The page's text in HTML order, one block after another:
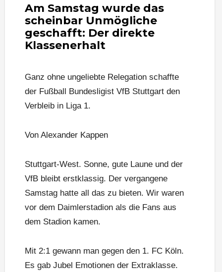
Am Samstag wurde das
scheinbar Unmögliche
geschafft: Der direkte
Klassenerhalt
Ganz ohne ungeliebte Relegation schaffte
der Fußball Bundesligist VfB Stuttgart den
Verbleib in Liga 1.
Von Alexander Kappen
Stuttgart-West. Sonne, gute Laune und der
VfB bleibt erstklassig. Der vergangene
Samstag hatte all das zu bieten. Wir waren
vor dem Daimlerstadion als die Fans aus
dem Stadion kamen.
Mit 2:1 gewann man gegen den 1. FC Köln.
Es gab Jubel Emotionen der Extraklasse.